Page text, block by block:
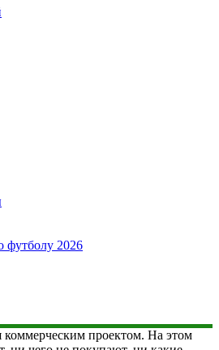
футболу 2026
коммерческим проектом. На этом